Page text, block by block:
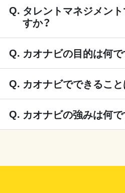
タレントマネジメン
すか？
カオナビの目的は何で
カオナビでできるこ
カオナビの強みは何で